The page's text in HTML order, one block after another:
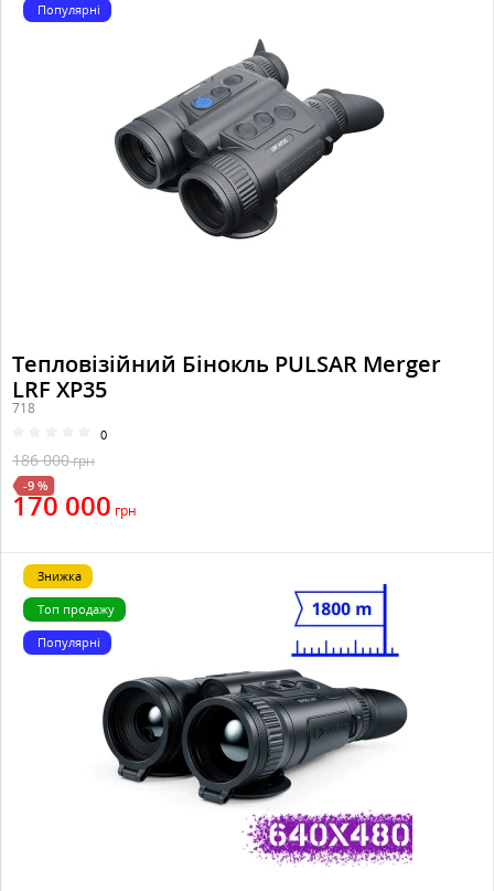
Популярні
Тепловізійний Бінокль PULSAR Merger
LRF XP35
718
0
186 000грн
-9 %
170 000 грн
Знижка
Топ продажу
Популярні